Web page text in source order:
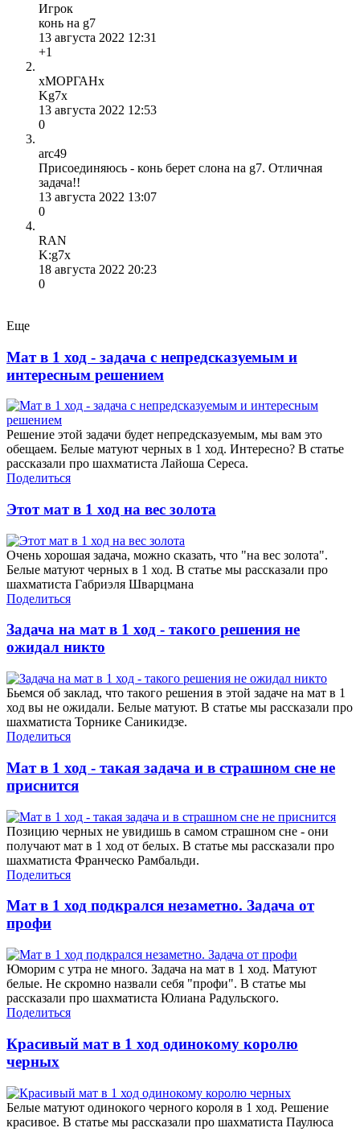
Игрок
конь на g7
13 августа 2022 12:31
+1
хМОРГАНх
Kg7х
13 августа 2022 12:53
0
arc49
Присоединяюсь - конь берет слона на g7. Отличная
задача!!
13 августа 2022 13:07
0
RAN
K:g7х
18 августа 2022 20:23
0
Еще
Мат в 1 ход - задача с непредсказуемым и
интересным решением
Решение этой задачи будет непредсказуемым, мы вам это
обещаем. Белые матуют черных в 1 ход. Интересно? В статье
рассказали про шахматиста Лайоша Сереса.
Поделиться
Этот мат в 1 ход на вес золота
Очень хорошая задача, можно сказать, что "на вес золота".
Белые матуют черных в 1 ход. В статье мы рассказали про
шахматиста Габриэля Шварцмана
Поделиться
Задача на мат в 1 ход - такого решения не
ожидал никто
Бьемся об заклад, что такого решения в этой задаче на мат в 1
ход вы не ожидали. Белые матуют. В статье мы рассказали про
шахматиста Торнике Саникидзе.
Поделиться
Мат в 1 ход - такая задача и в страшном сне не
приснится
Позицию черных не увидишь в самом страшном сне - они
получают мат в 1 ход от белых. В статье мы рассказали про
шахматиста Франческо Рамбальди.
Поделиться
Мат в 1 ход подкрался незаметно. Задача от
профи
Юморим с утра не много. Задача на мат в 1 ход. Матуют
белые. Не скромно назвали себя "профи". В статье мы
рассказали про шахматиста Юлиана Радульского.
Поделиться
Красивый мат в 1 ход одинокому королю
черных
Белые матуют одинокого черного короля в 1 ход. Решение
красивое. В статье мы рассказали про шахматиста Паулюса